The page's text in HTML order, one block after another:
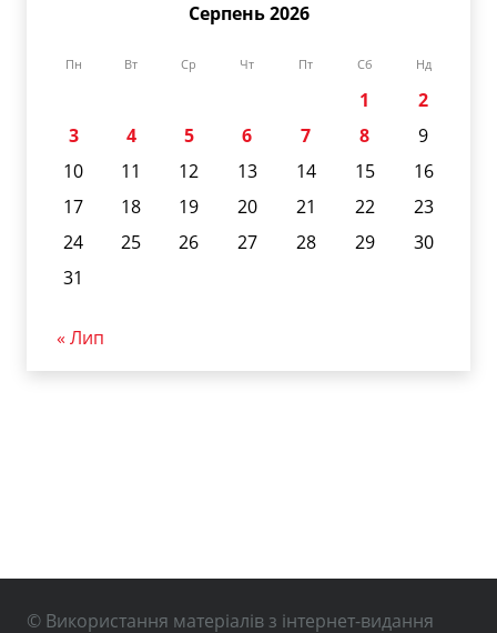
Серпень 2026
Пн Вт Ср Чт Пт Сб Нд
1
2
3
4 5 6 7 8
9
10
11 12 13 14 15
16
17
18 19 20 21 22
23
24
25 26 27 28 29
30
31
« Лип
© Використання матеріалів з інтернет-видання